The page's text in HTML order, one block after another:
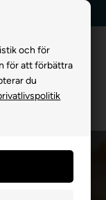
och för
för att förbättra
du
hemmet»Stor hundbur